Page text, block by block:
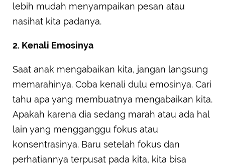
lebih mudah menyampaikan pesan atau
nasihat kita padanya.
2. Kenali Emosinya
Saat anak mengabaikan kita, jangan langsung
memarahinya. Coba kenali dulu emosinya. Cari
tahu apa yang membuatnya mengabaikan kita.
Apakah karena dia sedang marah atau ada hal
lain yang mengganggu fokus atau
konsentrasinya. Baru setelah fokus dan
perhatiannya terpusat pada kita, kita bisa